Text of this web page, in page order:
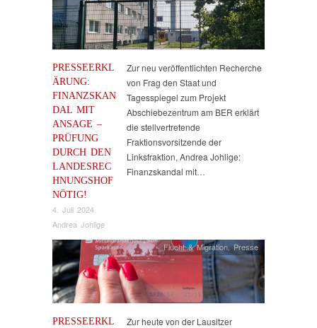
PRESSEERKL
ÄRUNG:
FINANZSKAN
DAL MIT
ANSAGE –
PRÜFUNG
DURCH DEN
LANDESREC
HNUNGSHOF
NÖTIG!
4. Juli 2024
Andrea Johlige
Zur neu veröffentlichten Recherche
von Frag den Staat und
Tagesspiegel zum Projekt
Abschiebezentrum am BER erklärt
die stellvertretende
Fraktionsvorsitzende der
Linksfraktion, Andrea Johlige:
Finanzskandal mit…
PRESSEERKL
Flucht & Migration,Presse
Zur heute von der Lausitzer